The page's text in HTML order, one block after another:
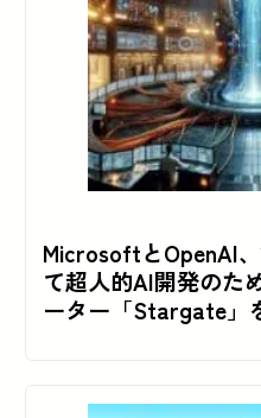
MicrosoftとOpenAI
て超人的AI開発のた
ーター「Stargate」